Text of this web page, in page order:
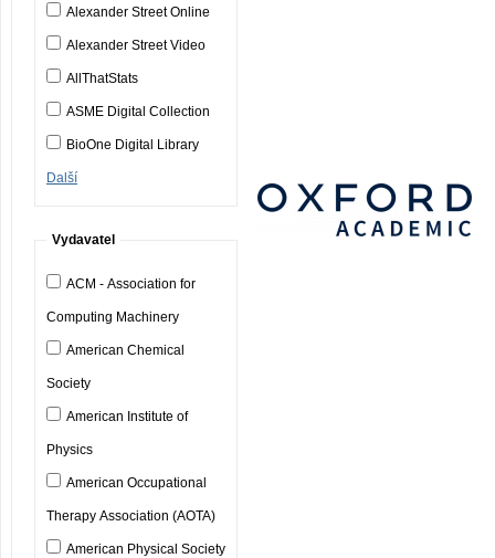
Alexander Street Online
Alexander Street Video
AllThatStats
ASME Digital Collection
BioOne Digital Library
Další
Vydavatel
ACM - Association for
Computing Machinery
American Chemical
Society
American Institute of
Physics
American Occupational
Therapy Association (AOTA)
American Physical Society